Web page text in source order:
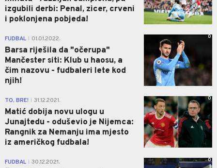
izgubili derbi: Penal, zicer, crveni
i poklonjena pobjeda!
FUDBAL 01.01.2022.
Barsa riješila da "očerupa"
Mančester siti: Klub u haosu, a
čim nazovu - fudbaleri lete kod
njih!
0
TO, BRE! 31.12.2021.
Matić dobija novu ulogu u
Junajtedu - oduševio je Nijemca:
Rangnik za Nemanju ima mjesto
iz američkog fudbala!
0
FUDBAL 30.12.2021. 0